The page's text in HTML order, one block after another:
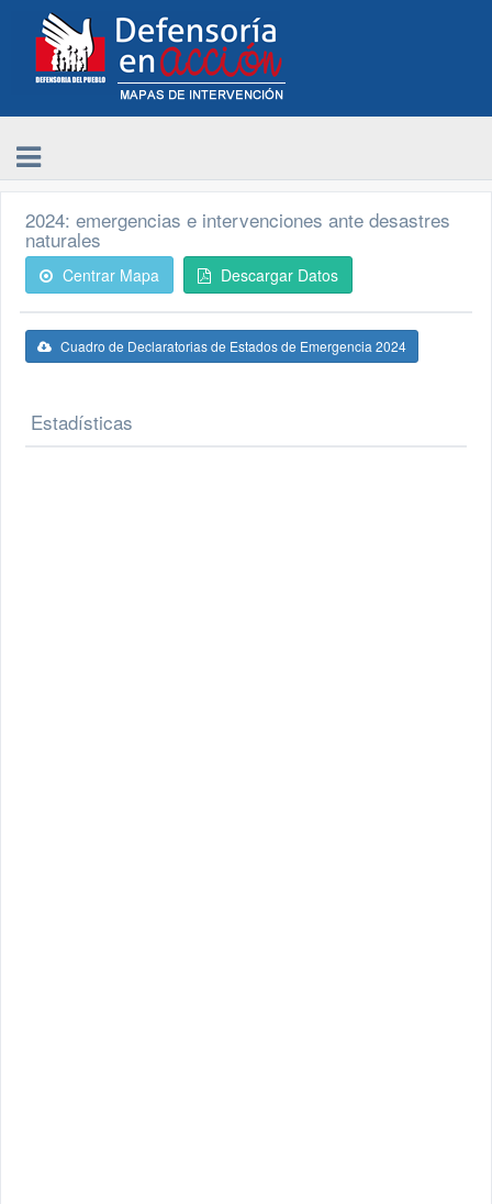
2024: emergencias e intervenciones ante desastres
naturales
Centrar Mapa Descargar Datos
Cuadro de Declaratorias de Estados de Emergencia 2024
Estadísticas